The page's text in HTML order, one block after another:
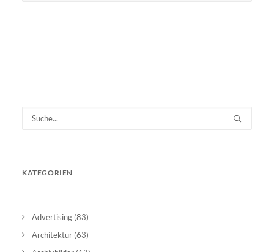
KATEGORIEN
Advertising (83)
Architektur (63)